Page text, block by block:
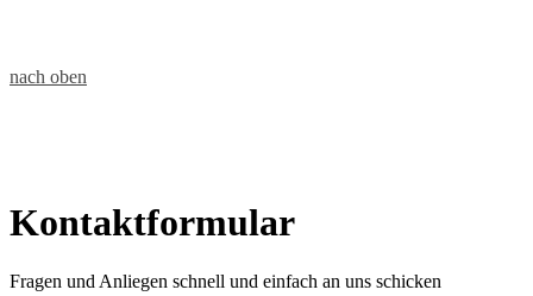
nach oben
Kontaktformular
Fragen und Anliegen schnell und einfach an uns schicken